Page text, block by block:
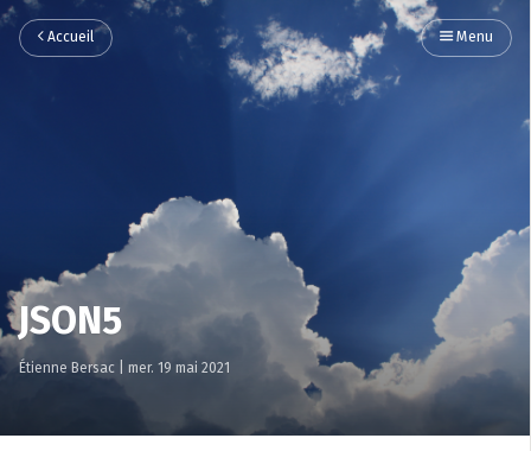
Accueil Menu
JSON5
Étienne Bersac mer. 19 mai 2021